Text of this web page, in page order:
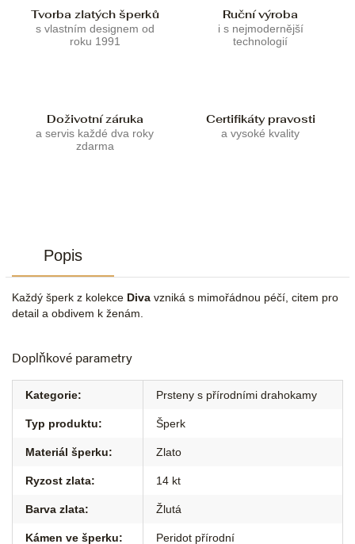
Tvorba zlatých šperků
s vlastním designem od
roku 1991
Ruční výroba
i s nejmodernější
technologií
Doživotní záruka
a servis každé dva roky
zdarma
Certifikáty pravosti
a vysoké kvality
Popis
Každý šperk z kolekce Diva vzniká s mimořádnou péčí, citem pro
detail a obdivem k ženám.
Doplňkové parametry
Kategorie: Prsteny s přírodními drahokamy
Typ produktu: Šperk
Materiál šperku: Zlato
Ryzost zlata: 14 kt
Barva zlata: Žlutá
Kámen ve šperku: Peridot přírodní